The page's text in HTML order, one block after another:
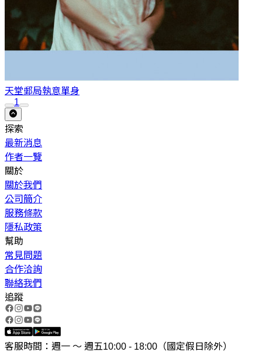
天堂郵局執意單身
1
探索
最新消息
作者一覽
關於
關於我們
公司簡介
服務條款
隱私政策
幫助
常見問題
合作洽詢
聯絡我們
追蹤
客服時間：週一 ～ 週五10:00 - 18:00（國定假日除外）